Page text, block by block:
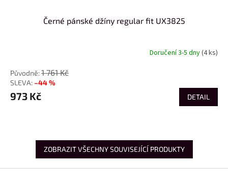
Černé pánské džíny regular fit UX3825
Doručení 3-5 dny(4 ks)
1 761 Kč
–44 %
973 Kč DETAIL
ZOBRAZIT VŠECHNY SOUVISEJÍCÍ PRODUKTY